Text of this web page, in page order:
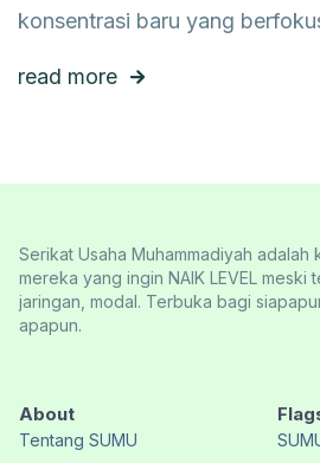
konsentrasi baru yang
read more
Serikat Usaha Muhammadiyah adalah
mereka yang ingin NAIK LEVEL meski
jaringan, modal. Terbuka bagi
apapun.
About
Tentang SUMU